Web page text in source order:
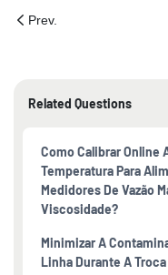
Prev.
Related Questions
Como Calibrar Online
Temperatura Para
Medidores De Vazão
Viscosidade?
Minimizar A
Linha Durante A